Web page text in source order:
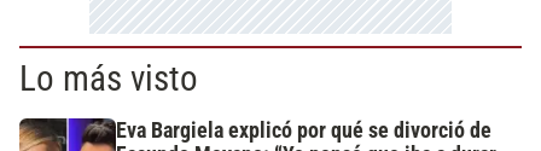
Lo más visto
Eva Bargiela explicó por qué se divorció de